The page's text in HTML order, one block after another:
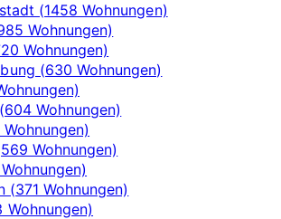
(1458 Wohnungen)
Wohnungen)
Wohnungen)
(630 Wohnungen)
Wohnungen)
Wohnungen)
(371 Wohnungen)
Wohnungen)